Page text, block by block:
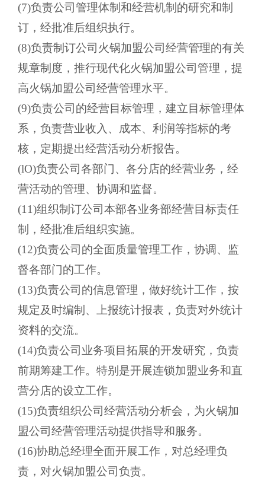
(7)负责公司管理体制和经营机制的研究和制
订，经批准后组织执行。
(8)负责制订公司火锅加盟公司经营管理的有关
规章制度，推行现代化火锅加盟公司管理，提
高火锅加盟公司经营管理水平。
(9)负责公司的经营目标管理，建立目标管理体
系，负责营业收入、成本、利润等指标的考
核，定期提出经营活动分析报告。
(lO)负责公司各部门、各分店的经营业务，经
营活动的管理、协调和监督。
(11)组织制订公司本部各业务部经营目标责任
制，经批准后组织实施。
(12)负责公司的全面质量管理工作，协调、监
督各部门的工作。
(13)负责公司的信息管理，做好统计工作，按
规定及时编制、上报统计报表，负责对外统计
资料的交流。
(14)负责公司业务项目拓展的开发研究，负责
前期筹建工作。特别是开展连锁加盟业务和直
营分店的设立工作。
(15)负责组织公司经营活动分析会，为火锅加
盟公司经营管理活动提供指导和服务。
(16)协助总经理全面开展工作，对总经理负
责，对火锅加盟公司负责。